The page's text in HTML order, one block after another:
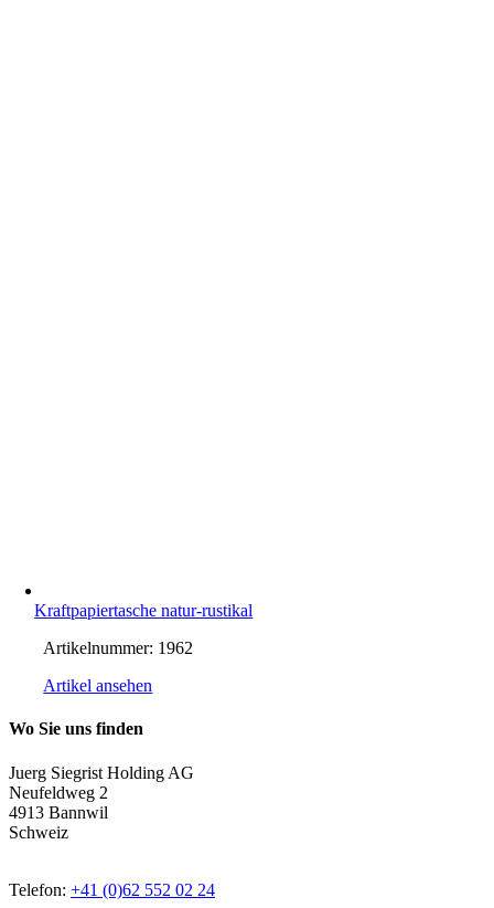
Kraftpapiertasche natur-rustikal
Artikelnummer: 1962
Artikel ansehen
Wo Sie uns finden
Juerg Siegrist Holding AG
Neufeldweg 2
4913 Bannwil
Schweiz
Telefon: +41 (0)62 552 02 24